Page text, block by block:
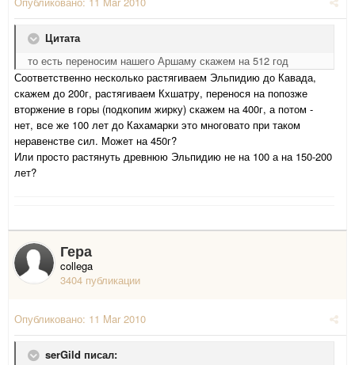
Цитата
то есть переносим нашего Аршаму скажем на 512 год
Соответственно несколько растягиваем Эльпидию до Кавада,
скажем до 200г, растягиваем Кхшатру, перенося на попозже
вторжение в горы (подкопим жирку) скажем на 400г, а потом -
нет, все же 100 лет до Кахамарки это многовато при таком
неравенстве сил. Может на 450г?
Или просто растянуть древнюю Эльпидию не на 100 а на 150-200
лет?
Гера
collega
3404 публикации
Опубликовано: 11 Mar 2010
serGild писал: